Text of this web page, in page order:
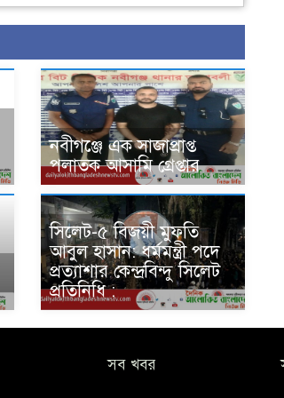
‎নবীগঞ্জে এক সাজাপ্রাপ্ত
পলাতক আসামি গ্রেপ্তার
সিলেট-৫ বিজয়ী মুফতি
আবুল হাসান: ধর্মমন্ত্রী পদে
প্রত্যাশার কেন্দ্রবিন্দু সিলেট
প্রতিনিধি :
সব খবর